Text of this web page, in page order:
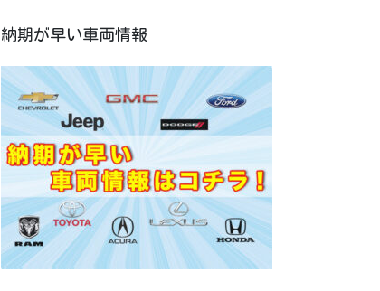
納期が早い車両情報